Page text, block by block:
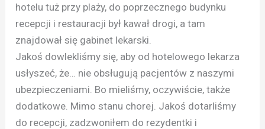
hotelu tuż przy plaży, do poprzecznego budynku
recepcji i restauracji był kawał drogi, a tam
znajdował się gabinet lekarski.
Jakoś dowlekliśmy się, aby od hotelowego lekarza
usłyszeć, że… nie obsługują pacjentów z naszymi
ubezpieczeniami. Bo mieliśmy, oczywiście, także
dodatkowe. Mimo stanu chorej. Jakoś dotarliśmy
do recepcji, zadzwoniłem do rezydentki i